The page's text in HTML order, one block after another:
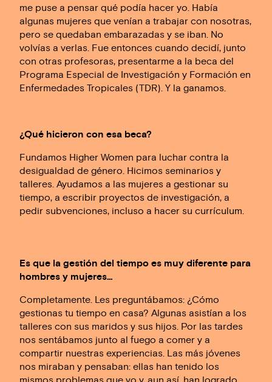
me puse a pensar qué podía hacer yo. Había
algunas mujeres que venían a trabajar con nosotras,
pero se quedaban embarazadas y se iban. No
volvías a verlas. Fue entonces cuando decidí, junto
con otras profesoras, presentarme a la beca del
Programa Especial de Investigación y Formación en
Enfermedades Tropicales (TDR). Y la ganamos.
¿Qué hicieron con esa beca?
Fundamos Higher Women para luchar contra la
desigualdad de género. Hicimos seminarios y
talleres. Ayudamos a las mujeres a gestionar su
tiempo, a escribir proyectos de investigación, a
pedir subvenciones, incluso a hacer su currículum.
Es que la gestión del tiempo es muy diferente para
hombres y mujeres…
Completamente. Les preguntábamos: ¿Cómo
gestionas tu tiempo en casa? Algunas asistían a los
talleres con sus maridos y sus hijos. Por las tardes
nos sentábamos junto al fuego a comer y a
compartir nuestras experiencias. Las más jóvenes
nos miraban y pensaban: ellas han tenido los